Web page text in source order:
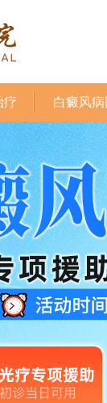
疗 白癜风病